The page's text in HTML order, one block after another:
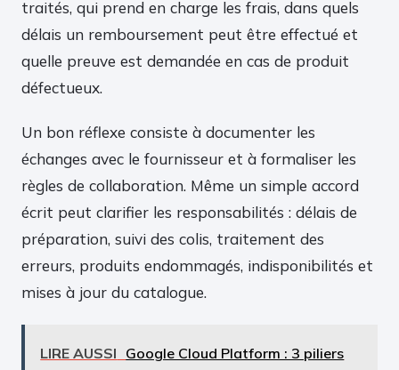
traités, qui prend en charge les frais, dans quels
délais un remboursement peut être effectué et
quelle preuve est demandée en cas de produit
défectueux.
Un bon réflexe consiste à documenter les
échanges avec le fournisseur et à formaliser les
règles de collaboration. Même un simple accord
écrit peut clarifier les responsabilités : délais de
préparation, suivi des colis, traitement des
erreurs, produits endommagés, indisponibilités et
mises à jour du catalogue.
LIRE AUSSI Google Cloud Platform : 3 piliers